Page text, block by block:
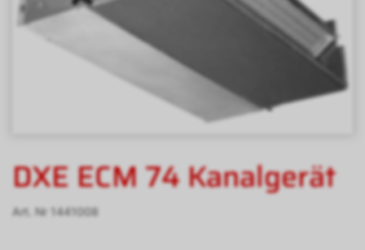
DXE ECM 74 Kanalgerät
Art. Nr 1441008